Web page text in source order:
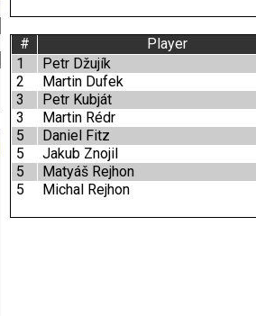
#
Player
1
Petr Džujík
2
Martin Dufek
3
Petr Kubját
3
Martin Rédr
5
Daniel Fitz
5
Jakub Znojil
5
Matyáš Rejhon
5
Michal Rejhon